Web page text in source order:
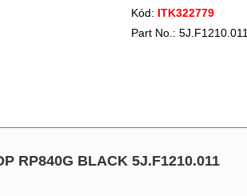
Kód: ITK322779
Part No.: 5J.F1210.011
RP840G BLACK 5J.F1210.011